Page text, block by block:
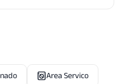
Area Servico